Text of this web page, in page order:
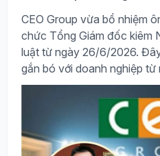
CEO Group vừa bổ nhiệm
chức Tổng Giám đốc kiêm
luật từ ngày 26/6/2026.
gắn bó với doanh nghiệp từ